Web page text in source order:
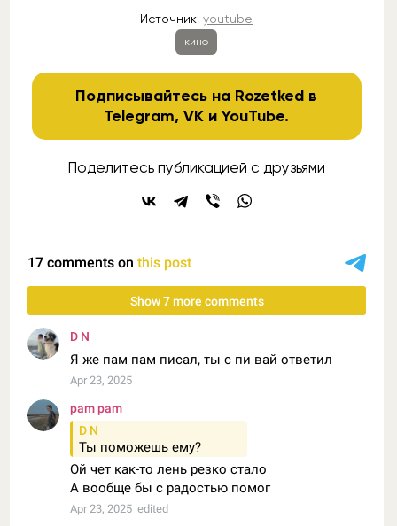
Источник:youtube
кино
Подписывайтесь на Rozetked в
Telegram,VK иYouTube.
Поделитесь публикацией с друзьями